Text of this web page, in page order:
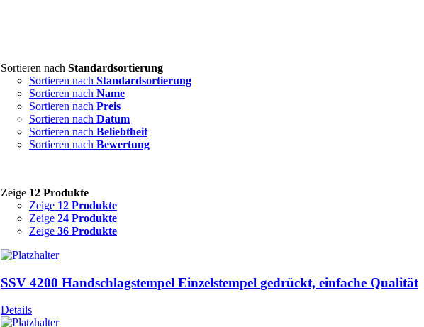
Sortieren nach Standardsortierung
Sortieren nach Standardsortierung
Sortieren nach Name
Sortieren nach Preis
Sortieren nach Datum
Sortieren nach Beliebtheit
Sortieren nach Bewertung
Zeige 12 Produkte
Zeige 12 Produkte
Zeige 24 Produkte
Zeige 36 Produkte
SSV 4200 Handschlagstempel Einzelstempel gedrückt, einfache Qualität
Details